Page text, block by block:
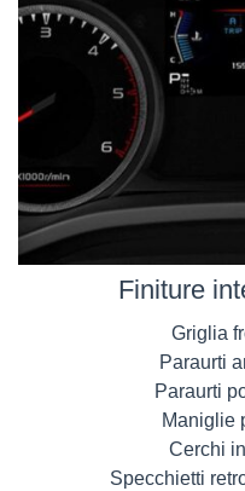
Finiture
Griglia
Paraurti
Paraurti
Maniglie
Cerchi
Specchietti